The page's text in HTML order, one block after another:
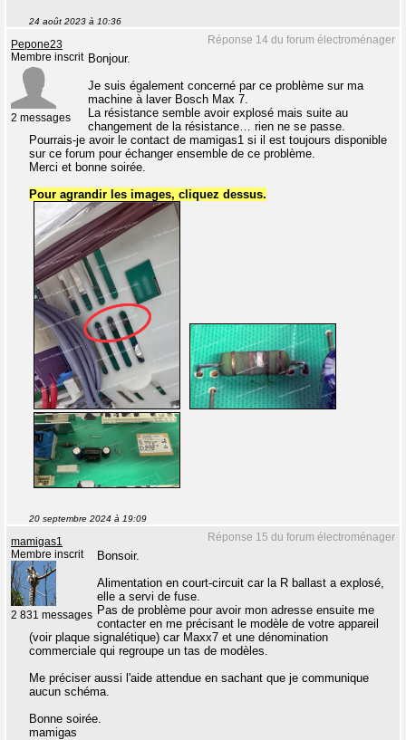
24 août 2023 à 10:36
Réponse 14 du forum électroménager
Pepone23
Membre inscrit
2 messages
Bonjour.
Je suis également concerné par ce problème sur ma
machine à laver Bosch Max 7.
La résistance semble avoir explosé mais suite au
changement de la résistance… rien ne se passe.
Pourrais-je avoir le contact de mamigas1 si il est toujours disponible
sur ce forum pour échanger ensemble de ce problème.
Merci et bonne soirée.
Pour agrandir les images, cliquez dessus.
20 septembre 2024 à 19:09
Réponse 15 du forum électroménager
mamigas1
Membre inscrit
2 831 messages
Bonsoir.
Alimentation en court-circuit car la R ballast a explosé,
elle a servi de fuse.
Pas de problème pour avoir mon adresse ensuite me
contacter en me précisant le modèle de votre appareil
(voir plaque signalétique) car Maxx7 et une dénomination
commerciale qui regroupe un tas de modèles.
Me préciser aussi l'aide attendue en sachant que je communique
aucun schéma.
Bonne soirée.
mamigas